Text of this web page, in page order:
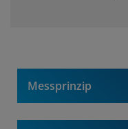
Messprinzip